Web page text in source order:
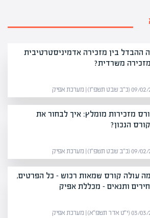
ההבדל בין מזכירה אדמיניסטרטיבית
משרדית?
שבט תשפ״ו) | מערכת אפיק
מזכירות מומלץ: איך לבחור את
הנכון?
שבט תשפ״ו) | מערכת אפיק
עולה קורס שמאות רכוש – כל הפרטים,
ותנאים – מכללת אפיק
(י״ט אדר תשפ״א) | מערכת אפיק